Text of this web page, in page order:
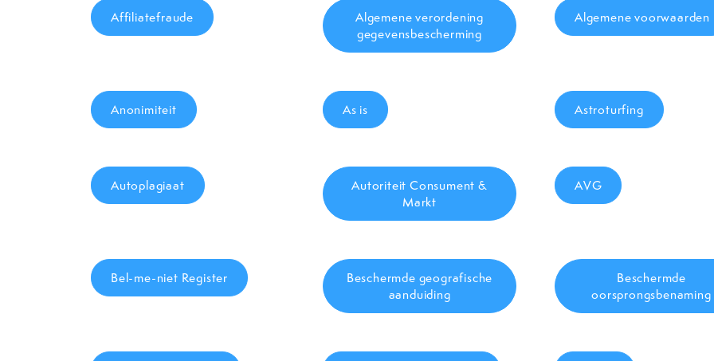
Affiliatefraude
Algemene verordening
gegevensbescherming
Algemene voorwaarden
Anonimiteit As is Astroturfing
Autoplagiaat
Autoriteit Consument &
Markt
AVG
Bel-me-niet Register
Beschermde geografische
aanduiding
Beschermde
oorsprongsbenaming